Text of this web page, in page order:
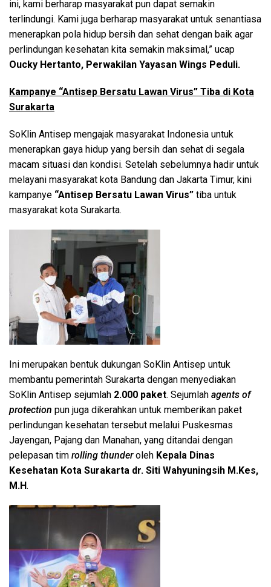
ini, kami berharap masyarakat pun dapat semakin
terlindungi. Kami juga berharap masyarakat untuk senantiasa
menerapkan pola hidup bersih dan sehat dengan baik agar
perlindungan kesehatan kita semakin maksimal,” ucap
Oucky Hertanto, Perwakilan Yayasan Wings Peduli.
Kampanye “Antisep Bersatu Lawan Virus” Tiba di Kota
Surakarta
SoKlin Antisep mengajak masyarakat Indonesia untuk
menerapkan gaya hidup yang bersih dan sehat di segala
macam situasi dan kondisi. Setelah sebelumnya hadir untuk
melayani masyarakat kota Bandung dan Jakarta Timur, kini
kampanye “Antisep Bersatu Lawan Virus” tiba untuk
masyarakat kota Surakarta.
Ini merupakan bentuk dukungan SoKlin Antisep untuk
membantu pemerintah Surakarta dengan menyediakan
SoKlin Antisep sejumlah 2.000 paket. Sejumlah agents of
protection pun juga dikerahkan untuk memberikan paket
perlindungan kesehatan tersebut melalui Puskesmas
Jayengan, Pajang dan Manahan, yang ditandai dengan
pelepasan tim rolling thunderoleh Kepala Dinas
Kesehatan Kota Surakarta dr. Siti Wahyuningsih M.Kes,
M.H.